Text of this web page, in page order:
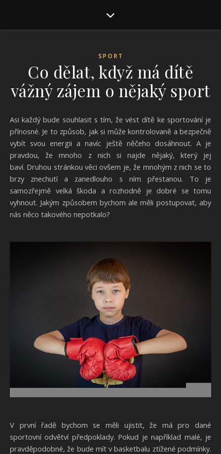
SPORT
Co dělat, když má dítě
vážný zájem o nějaký sport
Asi každý bude souhlasit s tím, že vést dítě ke sportování je
přínosné. Je to způsob, jak si může kontrolovaně a bezpečně
vybít svou energii a navíc ještě něčeho dosáhnout. A je
pravdou, že mnoho z nich si najde nějaký, který jej
baví. Druhou stránkou věci ovšem je, že mnohým z nich se to
brzy znechutí a zanedlouho s ním přestanou. To je
samozřejmě velká škoda a rozhodně je dobré se tomu
vyhnout. Jakým způsobem bychom ale měli postupovat, aby
nás něco takového nepotkalo?
V první řadě bychom se měli ujistit, že má pro dané
sportovní odvětví předpoklady. Pokud je například malé, je
pravděpodobné, že bude mít v basketbalu ztížené podmínky.